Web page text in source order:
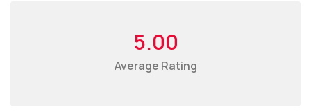
5.00
Average Rating